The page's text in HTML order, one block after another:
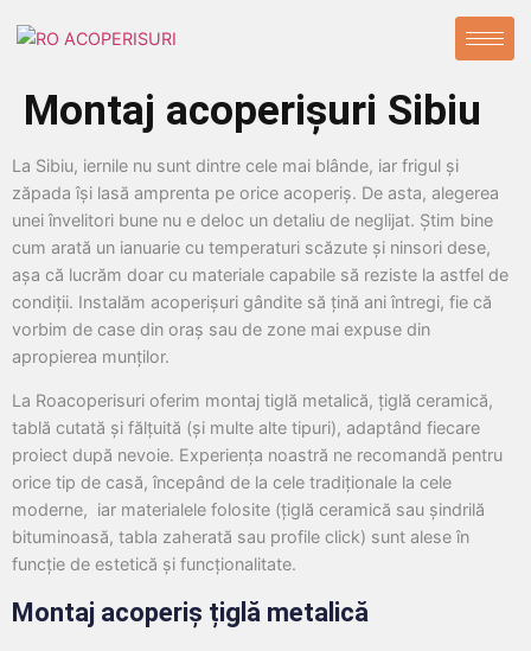
Montaj acoperișuri Sibiu
La Sibiu, iernile nu sunt dintre cele mai blânde, iar frigul și
zăpada își lasă amprenta pe orice acoperiș. De asta, alegerea
unei învelitori bune nu e deloc un detaliu de neglijat. Știm bine
cum arată un ianuarie cu temperaturi scăzute și ninsori dese,
așa că lucrăm doar cu materiale capabile să reziste la astfel de
condiții. Instalăm acoperișuri gândite să țină ani întregi, fie că
vorbim de case din oraș sau de zone mai expuse din
apropierea munților.
La Roacoperisuri oferim montaj tiglă metalică, țiglă ceramică,
tablă cutată și fălțuită (și multe alte tipuri), adaptând fiecare
proiect după nevoie. Experiența noastră ne recomandă pentru
orice tip de casă, începând de la cele tradiționale la cele
moderne, iar materialele folosite (țiglă ceramică sau șindrilă
bituminoasă, tabla zaherată sau profile click) sunt alese în
funcție de estetică și funcționalitate.
Montaj acoperiș țiglă metalică